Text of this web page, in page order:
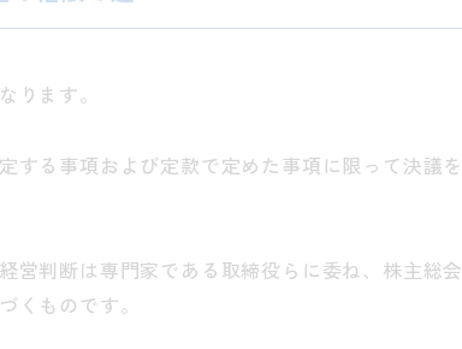
ります。
する事項および定款で定めた事項に限って決議を
営判断は専門家である取締役らに委ね、株主総会
くものです。